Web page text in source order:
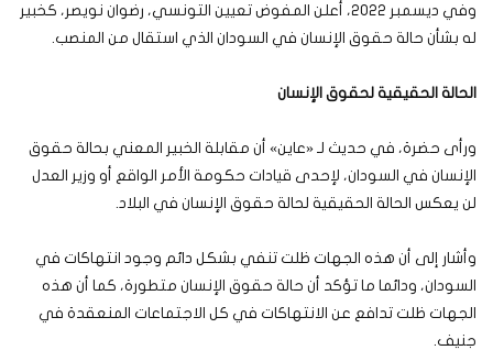
وفي ديسمبر 2022، أعلن المفوض تعيين التونسي، رضوان نويصر، كخبير
له بشأن حالة حقوق الإنسان في السودان الذي استقال من المنصب.
الحالة الحقيقية لحقوق الإنسان
ورأى حضرة، في حديث لـ «عاين» أن مقابلة الخبير المعني بحالة حقوق
الإنسان في السودان، لإحدى قيادات حكومة الأمر الواقع أو وزير العدل
لن يعكس الحالة الحقيقية لحالة حقوق الإنسان في البلاد.
وأشار إلى أن هذه الجهات ظلت تنفي بشكل دائم وجود انتهاكات في
السودان، ودائما ما تؤكد أن حالة حقوق الإنسان متطورة، كما أن هذه
الجهات ظلت تدافع عن الانتهاكات في كل الاجتماعات المنعقدة في
جنيف.